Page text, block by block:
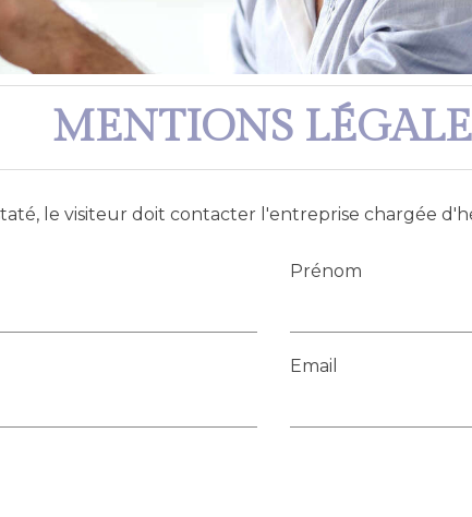
MENTIONS
le visiteur doit contacter l'entreprise chargée
Prénom
Email